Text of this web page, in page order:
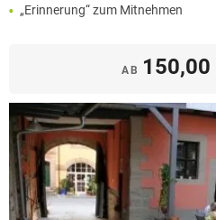
„Erinnerung“ zum Mitnehmen
AB 150,00